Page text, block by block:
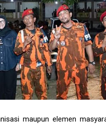
maupun elemen